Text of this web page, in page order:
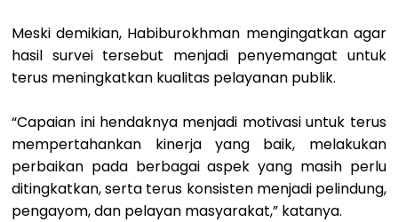
Meski demikian, Habiburokhman mengingatkan agar
hasil survei tersebut menjadi penyemangat untuk
terus meningkatkan kualitas pelayanan publik.
“Capaian ini hendaknya menjadi motivasi untuk terus
mempertahankan kinerja yang baik, melakukan
perbaikan pada berbagai aspek yang masih perlu
ditingkatkan, serta terus konsisten menjadi pelindung,
pengayom, dan pelayan masyarakat,” katanya.